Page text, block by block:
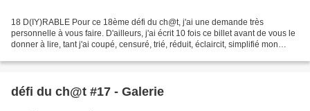
18 D(IY)RABLE Pour ce 18ème défi du ch@t, j'ai une demande très
personnelle à vous faire. D'ailleurs, j'ai écrit 10 fois ce billet avant de vous le
donner à lire, tant j'ai coupé, censuré, trié, réduit, éclaircit, simplifié mon
défi du ch@t #17 - Galerie